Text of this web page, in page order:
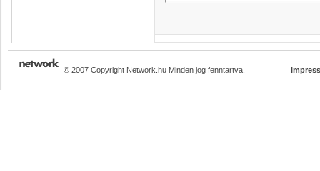
© 2007 Copyright Network.hu Minden jog fenntartva.